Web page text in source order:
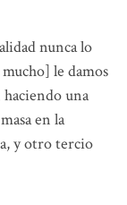
nunca lo
le damos
una
en la
y otro tercio